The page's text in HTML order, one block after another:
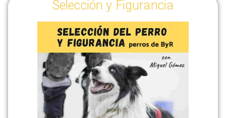
Selección y Figurancia